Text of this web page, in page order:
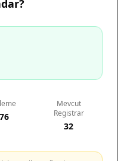
Mevcut
Registrar
32